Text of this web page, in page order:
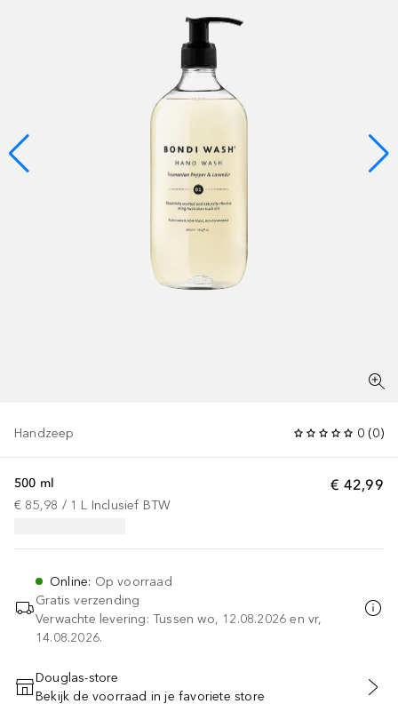
Handzeep 0 (0)
€ 42,99
500 ml
€ 85,98 / 1 L Inclusief BTW
Online: Op voorraad
Gratis verzending
Verwachte levering: Tussen wo, 12.08.2026 en vr,
14.08.2026.
VOEG TOE AAN WINKELMANDJE
Douglas-store
Bekijk de voorraad in je favoriete store